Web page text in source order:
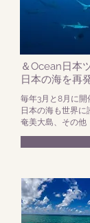
＆Ocean日本
日本の海を再
毎年3月と8月に
日本の海も世界に
奄美大島、その他